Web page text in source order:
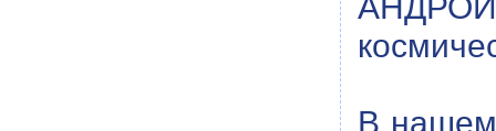
В нашем